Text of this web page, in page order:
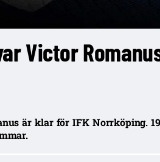
Victor
är klar för IFK Norrköping.